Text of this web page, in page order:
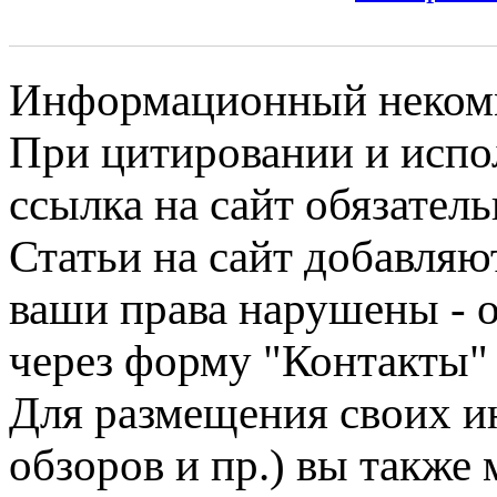
Информационный
При цитировании и
ссылка на сайт
Статьи на сайт
ваши права нарушены -
через форму "Контакты"
Для размещения своих
обзоров и пр.) вы также